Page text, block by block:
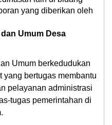
yang diberikan oleh
Umum Desa
Umum berkedudukan
yang bertugas membantu
pelayanan administrasi
tugas pemerintahan di